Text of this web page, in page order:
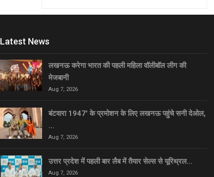
Latest News
लखनऊ करेगा भारत की पहली महिला वॉलीबॉल लीग की
मेजबानी
Aug 7, 2026
बंटवारा 1947′ के प्रमोशन के लिए लखनऊ पहुंचे सनी देओल,
…
Aug 7, 2026
उत्तर प्रदेश में पहली बार लैब में तैयार सेल्स से यूरिथ्रल…
Aug 7, 2026